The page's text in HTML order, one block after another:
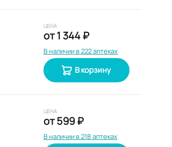
ЦЕНА
от1 344 ₽
В наличии в 222 аптеках
В корзину
ЦЕНА
от599 ₽
В наличии в 218 аптеках